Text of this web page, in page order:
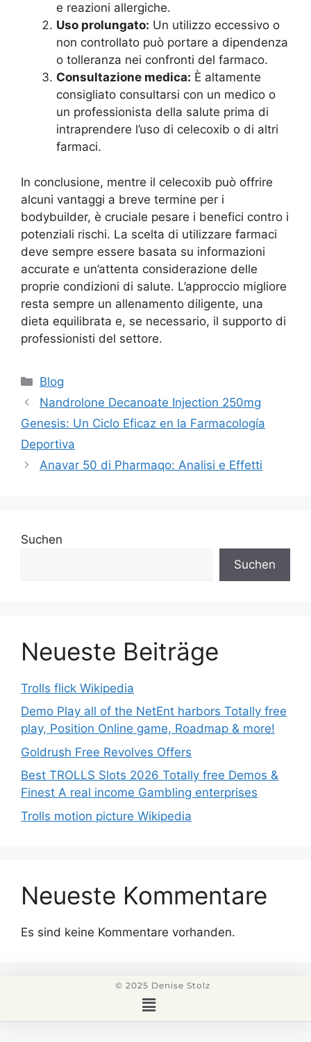
e reazioni allergiche.
Uso prolungato: Un utilizzo eccessivo o
non controllato può portare a dipendenza
o tolleranza nei confronti del farmaco.
Consultazione medica: È altamente
consigliato consultarsi con un medico o
un professionista della salute prima di
intraprendere l’uso di celecoxib o di altri
farmaci.
In conclusione, mentre il celecoxib può offrire
alcuni vantaggi a breve termine per i
bodybuilder, è cruciale pesare i benefici contro i
potenziali rischi. La scelta di utilizzare farmaci
deve sempre essere basata su informazioni
accurate e un’attenta considerazione delle
proprie condizioni di salute. L’approccio migliore
resta sempre un allenamento diligente, una
dieta equilibrata e, se necessario, il supporto di
professionisti del settore.
Blog
Nandrolone Decanoate Injection 250mg
Genesis: Un Ciclo Eficaz en la Farmacología
Deportiva
Anavar 50 di Pharmaqo: Analisi e Effetti
Suchen
Suchen
Neueste Beiträge
Trolls flick Wikipedia
Demo Play all of the NetEnt harbors Totally free
play, Position Online game, Roadmap & more!
Goldrush Free Revolves Offers
Best TROLLS Slots 2026 Totally free Demos &
Finest A real income Gambling enterprises
Trolls motion picture Wikipedia
Neueste Kommentare
Es sind keine Kommentare vorhanden.
© 2025 Denise Stolz